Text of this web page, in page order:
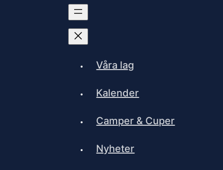
Våra lag
Kalender
Camper & Cuper
Nyheter